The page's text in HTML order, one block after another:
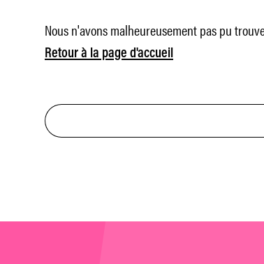
Nous n'avons malheureusement pas pu
Retour à la page d'accueil